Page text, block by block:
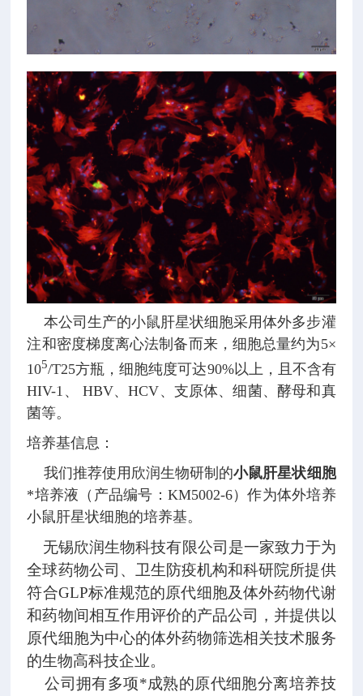
本公司生产的小鼠肝星状细胞采用体外多步灌
注和密度梯度离心法制备而来，细胞总量约为5×
105/T25方瓶，细胞纯度可达90%以上，且不含有
HIV-1、 HBV、HCV、支原体、细菌、酵母和真
菌等。
培养基信息：
我们推荐使用欣润生物研制的小鼠肝星状细胞
*培养液（产品编号：KM5002-6）作为体外培养
小鼠肝星状细胞的培养基。
无锡欣润生物科技有限公司是一家致力于为
全球药物公司、卫生防疫机构和科研院所提供
符合GLP标准规范的原代细胞及体外药物代谢
和药物间相互作用评价的产品公司，并提供以
原代细胞为中心的体外药物筛选相关技术服务
的生物高科技企业。
公司拥有多项*成熟的原代细胞分离培养技